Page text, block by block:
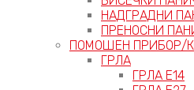
НАДГРАДНИ
ПРЕНОСНИ
ПОМОШЕН ПРИБОР/
ГРЛА
ГРЛА Е14